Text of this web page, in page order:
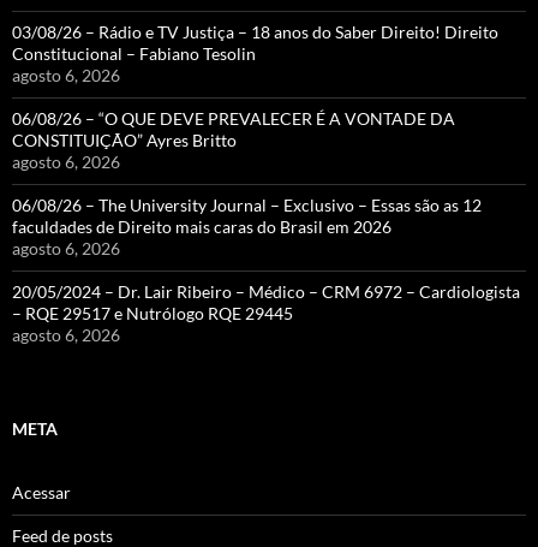
03/08/26 – Rádio e TV Justiça – 18 anos do Saber Direito! Direito
Constitucional – Fabiano Tesolin
agosto 6, 2026
06/08/26 – “O QUE DEVE PREVALECER É A VONTADE DA
CONSTITUIÇÃO” Ayres Britto
agosto 6, 2026
06/08/26 – The University Journal – Exclusivo – Essas são as 12
faculdades de Direito mais caras do Brasil em 2026
agosto 6, 2026
20/05/2024 – Dr. Lair Ribeiro – Médico – CRM 6972 – Cardiologista
– RQE 29517 e Nutrólogo RQE 29445
agosto 6, 2026
META
Acessar
Feed de posts